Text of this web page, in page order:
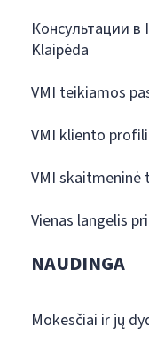
Консультации
Klaipėda
VMI teikiamos
VMI kliento
VMI skaitmeninė
Vienas langelis
NAUDINGA
Mokesčiai ir jų